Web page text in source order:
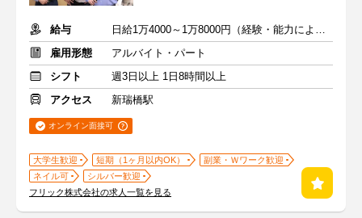
給与
日給1万4000～1万8000円（経験・能力による）
雇用形態
アルバイト・パート
シフト
週3日以上 1日8時間以上
アクセス
新瑞橋駅
オンライン面接可
大学生歓迎 短期（1ヶ月以内OK）
副業・Ｗワーク歓迎
ネイル可
シルバー歓迎
フリック株式会社の求人一覧を見る